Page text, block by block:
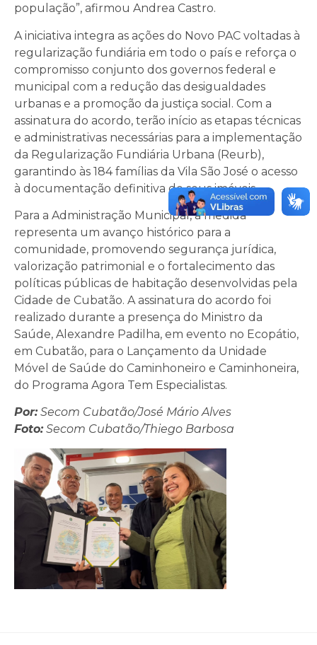
população”, afirmou Andrea Castro.
A iniciativa integra as ações do Novo PAC voltadas à
regularização fundiária em todo o país e reforça o
compromisso conjunto dos governos federal e
municipal com a redução das desigualdades
urbanas e a promoção da justiça social. Com a
assinatura do acordo, terão início as etapas técnicas
e administrativas necessárias para a implementação
da Regularização Fundiária Urbana (Reurb),
garantindo às 184 famílias da Vila São José o acesso
à documentação definitiva de seus imóveis.
Para a Administração Municipal, a medida
representa um avanço histórico para a
comunidade, promovendo segurança jurídica,
valorização patrimonial e o fortalecimento das
políticas públicas de habitação desenvolvidas pela
Cidade de Cubatão. A assinatura do acordo foi
realizado durante a presença do Ministro da
Saúde, Alexandre Padilha, em evento no Ecopátio,
em Cubatão, para o Lançamento da Unidade
Móvel de Saúde do Caminhoneiro e Caminhoneira,
do Programa Agora Tem Especialistas.
Por:Secom Cubatão/José Mário Alves
Foto:Secom Cubatão/Thiego Barbosa